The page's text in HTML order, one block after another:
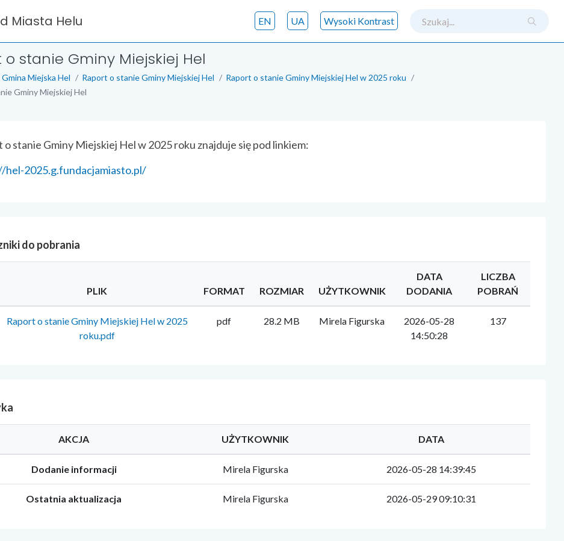
Miasta Helu Wysoki Kontrast
UA
EN
o stanie Gminy Miejskiej Hel
Gmina Miejska Hel Raport o stanie Gminy Miejskiej Hel
Raport o stanie Gminy Miejskiej Hel w 2025 roku
Gminy Miejskiej Hel
o stanie Gminy Miejskiej Hel w 2025 roku znajduje się pod linkiem:
hel-2025.g.fundacjamiasto.pl/
do pobrania
PLIK FORMAT ROZMIAR UŻYTKOWNIK
DATA
DODANIA
LICZBA
POBRAŃ
Raport o stanie Gminy Miejskiej Hel w 2025
roku.pdf
pdf 28.2 MB Mirela Figurska
2026-05-28
14:50:28
137
AKCJA UŻYTKOWNIK DATA
Dodanie informacji Mirela Figurska 2026-05-28 14:39:45
Ostatnia aktualizacja Mirela Figurska 2026-05-29 09:10:31